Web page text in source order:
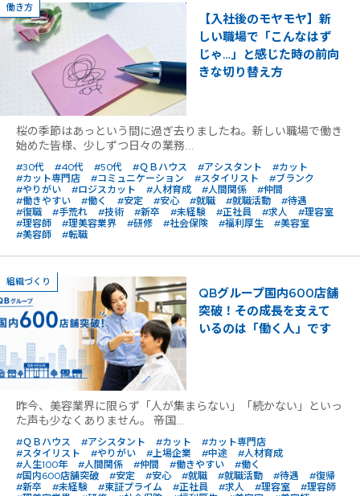
働き方
【入社後のモヤモヤ】新
しい職場で「こんなはず
じゃ…」と感じた時の前向
きな切り替え方
桜の季節はあっという間に過ぎ去りましたね。新しい職場で働き
始めた皆様、少しずつ日々の業務...
#30代 #40代 #50代 #ＱＢハウス #アシスタント
#カット
#カット専門店
#コミュニケーション #スタイリスト
#ブランク
#やりがい
#ロジスカット #人材育成 #人間関係
#仲間
#働きやすい
#働く #安定 #安心 #就職 #就職活動
#待遇
#復職
#手荒れ #技術 #新卒 #未経験 #正社員 #求人
#理容室
#理容師
#理美容業界 #研修 #社会保険 #福利厚生
#美容室
#美容師
#転職
組織づくり
QBグループ国内600店舗
突破！その成長を支えて
いるのは「働く人」です
昨今、美容業界に限らず「人が集まらない」「続かない」といっ
た声も少なくありません。 帝国...
#ＱＢハウス #アシスタント #カット
#カット専門店
#スタイリスト
#やりがい #上場企業 #中途
#人材育成
#人生100年
#人間関係 #仲間 #働きやすい
#働く
#国内600店舗突破
#安定 #安心 #就職 #就職活動 #待遇
#復帰
#新卒
#未経験 #東証プライム #正社員 #求人 #理容室
#理容師